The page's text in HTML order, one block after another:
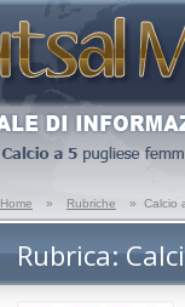
Home » Rubriche » Calcio
Rubrica: